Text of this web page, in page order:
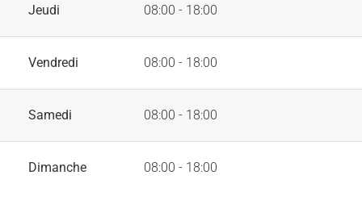
Jeudi 08:00 - 18:00
Vendredi 08:00 - 18:00
Samedi 08:00 - 18:00
Dimanche 08:00 - 18:00